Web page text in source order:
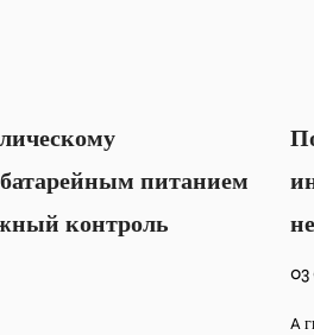
обжимной
соединения?
инструмент предназначен